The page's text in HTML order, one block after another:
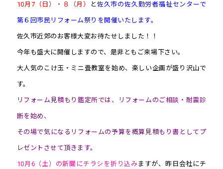
10月7（日）・８（月） と佐久市の佐久勤労者福祉センターで
第６回市民リフォーム祭りを開催いたします。
佐久市近郊のお客様大変お待たせしました！！
今年も盛大に開催しますので、是非ともご来場下さい。
大人気のこけ玉・ミニ畳教室を始め、楽しい企画が盛り沢山で
す。
リフォーム見積もり鑑定所では、リフォームのご相談・耐震診
断を始め、
その場で気になるリフォームの予算を概算見積もり書としてプ
レゼントさせて頂きます。
10月6（土）の新聞にチラシを折り込み ますが、昨日会社にチ